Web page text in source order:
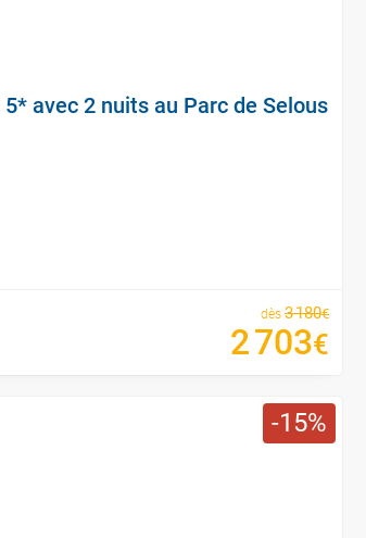
avec 2 nuits au Parc de Selous
dès 3180€
2703€
15